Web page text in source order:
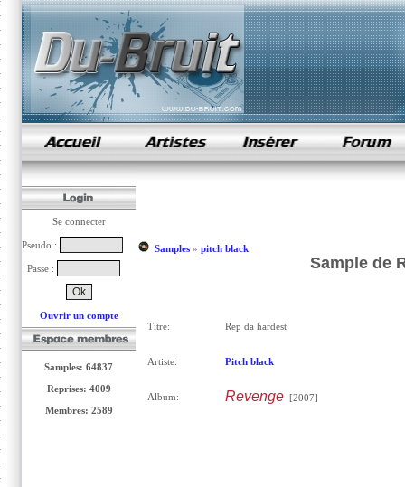
samples de rap
Se connecter
Pseudo :
Passe :
Ouvrir un compte
Samples: 64837
Reprises: 4009
Membres: 2589
Samples» pitch black
Sample de
Titre: Rep da hardest
Artiste: Pitch black
Album: Revenge[2007]